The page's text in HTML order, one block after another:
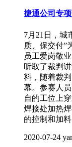
捷通公司专
7月21日，城
质、保交付”
员工爱岗敬
听取了裁判
料，随着裁
幕。参赛人
自的工位上
焊接处加热
的控制和加料
2020-07-24